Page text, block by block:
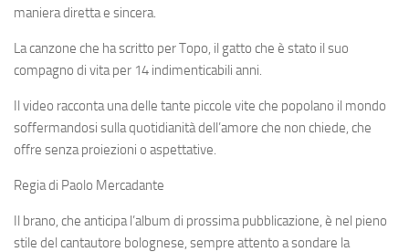
maniera diretta e sincera.
La canzone che ha scritto per Topo, il gatto che è stato il suo
compagno di vita per 14 indimenticabili anni.
Il video racconta una delle tante piccole vite che popolano il mondo
soffermandosi sulla quotidianità dell’amore che non chiede, che
offre senza proiezioni o aspettative.
Regia di Paolo Mercadante
Il brano, che anticipa l’album di prossima pubblicazione, è nel pieno
stile del cantautore bolognese, sempre attento a sondare la